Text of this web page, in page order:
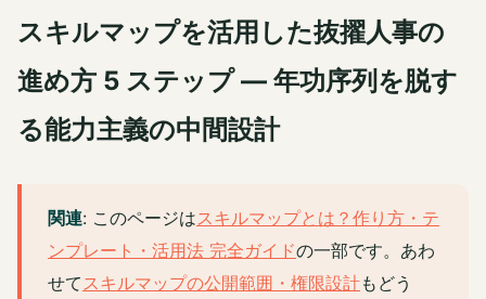
スキルマップを活用した抜擢人事の
進め方 5 ステップ ― 年功序列を脱す
る能力主義の中間設計
関連: このページはスキルマップとは？作り方・テ
ンプレート・活用法 完全ガイドの一部です。あわ
せてスキルマップの公開範囲・権限設計もどう